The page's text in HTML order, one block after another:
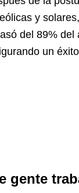
y
del 89% del
un
gente